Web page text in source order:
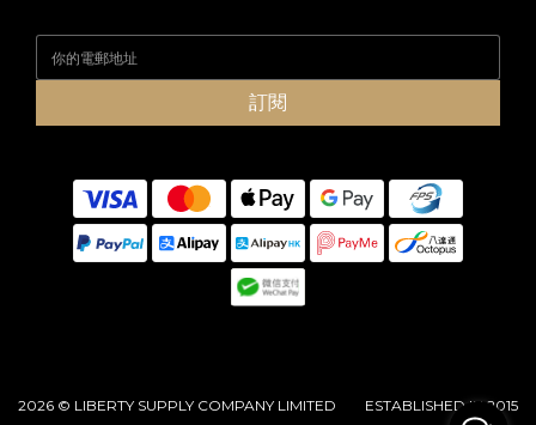
訂閱
2026 © LIBERTY SUPPLY COMPANY LIMITED ESTABLISHED IN 2015